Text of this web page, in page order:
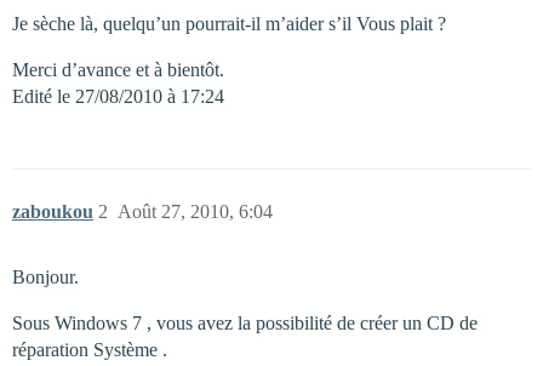
Je sèche là, quelqu’un pourrait-il m’aider s’il Vous plait ?
Merci d’avance et à bientôt.
Edité le 27/08/2010 à 17:24
zaboukou Août 27, 2010, 6:04
2
Bonjour.
Sous Windows 7 , vous avez la possibilité de créer un CD de
réparation Système .